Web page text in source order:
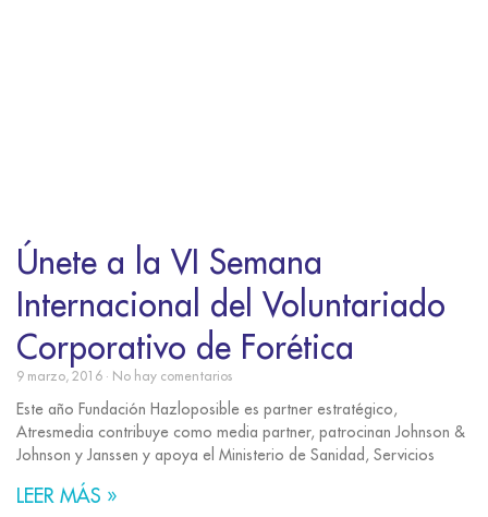
Únete a la VI Semana
Internacional del Voluntariado
Corporativo de Forética
9 marzo, 2016 No hay comentarios
Este año Fundación Hazloposible es partner estratégico,
Atresmedia contribuye como media partner, patrocinan Johnson &
Johnson y Janssen y apoya el Ministerio de Sanidad, Servicios
LEER MÁS »